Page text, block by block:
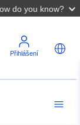
do you know?
Přihlášení